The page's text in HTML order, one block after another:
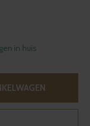
in huis